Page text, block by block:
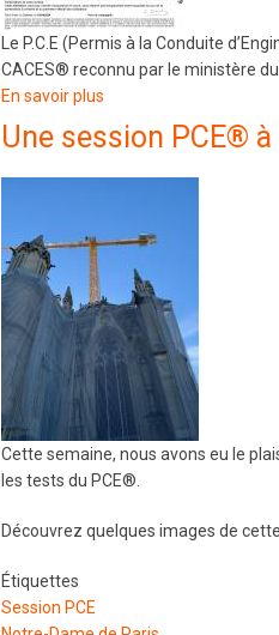
Le P.C.E (Permis à la Conduite
CACES® reconnu par le ministère
En savoir plus
ATT-
RC
Une session PCE®
Cette semaine, nous avons eu le
les tests du PCE®.
Découvrez quelques images de
Étiquettes
Session PCE